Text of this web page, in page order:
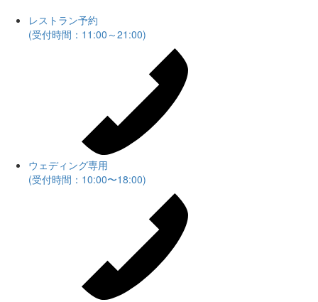
レストラン予約
(受付時間：11:00～21:00)
ウェディング専用
(受付時間：10:00〜18:00)